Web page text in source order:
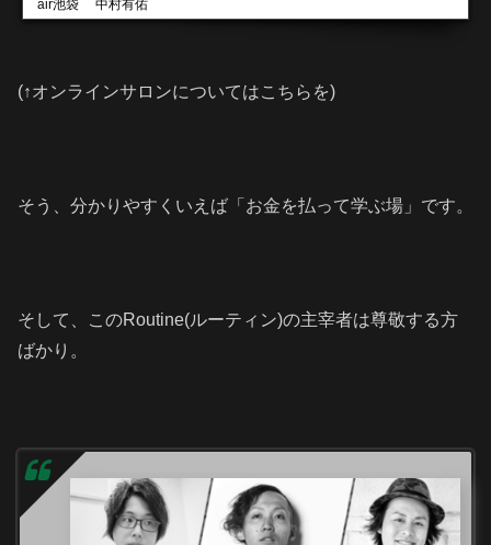
kimura/status/838159511814692864https://twitter.com/air_
air池袋 中村有佑
(↑オンラインサロンについてはこちらを)
そう、分かりやすくいえば「お金を払って学ぶ場」です。
そして、このRoutine(ルーティン)の主宰者は尊敬する方
ばかり。